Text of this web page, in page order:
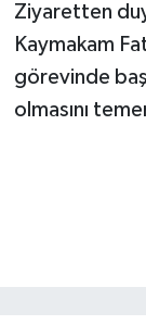
Ziyaretten
Kaymakam
görevinde
olmasını